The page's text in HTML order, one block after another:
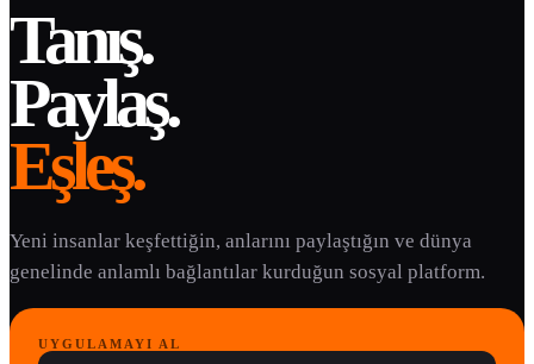
Tanış.
Paylaş.
Eşleş.
Yeni insanlar keşfettiğin, anlarını paylaştığın ve dünya
genelinde anlamlı bağlantılar kurduğun sosyal platform.
UYGULAMAYI AL